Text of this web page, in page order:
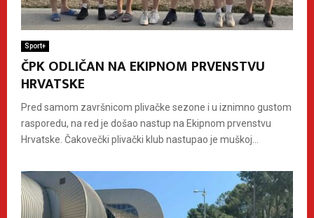
Sport+
ČPK ODLIČAN NA EKIPNOM PRVENSTVU
HRVATSKE
Pred samom završnicom plivačke sezone i u iznimno gustom
rasporedu, na red je došao nastup na Ekipnom prvenstvu
Hrvatske. Čakovečki plivački klub nastupao je muškoj...